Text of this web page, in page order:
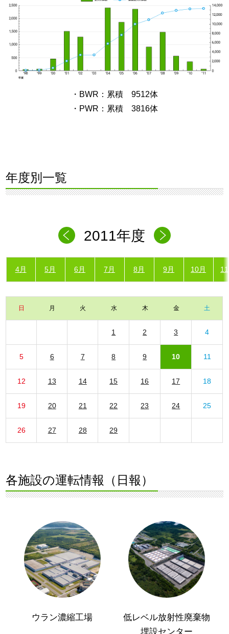
・BWR：累積 9512体
・PWR：累積 3816体
年度別一覧
2011年度
4月 5月 6月 7月 8月 9月 10月
日 月 火 水 木 金 土
1 2 3 4
5 6 7 8 9 10 11
12 13 14 15 16 17 18
19 20 21 22 23 24 25
26 27 28 29
各施設の運転情報（日報）
ウラン濃縮工場
低レベル放射性廃棄物
埋設センター